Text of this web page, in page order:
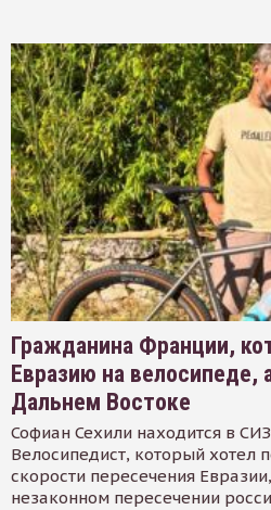
Гражданина Франции,
Евразию на велосипеде,
Дальнем Востоке
Софиан Сехили находится в
Велосипедист, который хотел
скорости пересечения
незаконном пересечении